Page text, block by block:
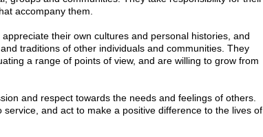
accompany them.
their own cultures and personal histories, and
traditions of other individuals and communities. They
a range of points of view, and are willing to grow from
and respect towards the needs and feelings of others.
and act to make a positive difference to the lives of